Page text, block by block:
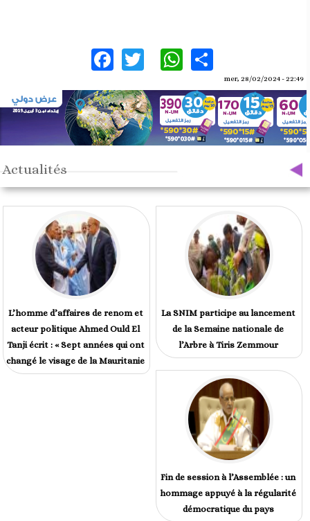
Facebook
TwitterWhatsApp
Share
mer, 28/02/2024 - 22:49
Actualités
L’homme d’affaires de renom et
acteur politique Ahmed Ould El
Tanji écrit : « Sept années qui ont
changé le visage de la Mauritanie
La SNIM participe au lancement
de la Semaine nationale de
l’Arbre à Tiris Zemmour
Fin de session à l’Assemblée : un
hommage appuyé à la régularité
démocratique du pays